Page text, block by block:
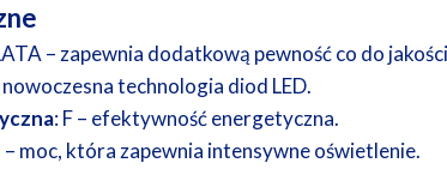
– zapewnia dodatkową pewność co do
nowoczesna technologia diod LED.
: F – efektywność energetyczna.
moc, która zapewnia intensywne oświetlenie.